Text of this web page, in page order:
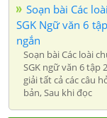
Soạn bài Các
SGK Ngữ văn 6
ngắn
Soạn bài Các loài
SGK ngữ văn 6 tập
giải tất cả các câu
bản, Sau khi đọc